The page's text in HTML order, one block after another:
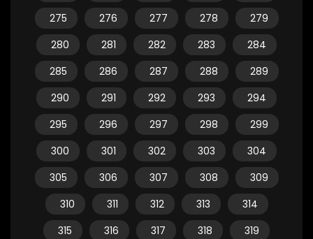
275
276 277 278
279
280
281 282 283
284
285
286 287 288
289
290
291 292 293
294
295
296 297 298
299
300
301 302 303
304
305
306 307 308
309
310
311 312 313
314
315
316 317 318
319